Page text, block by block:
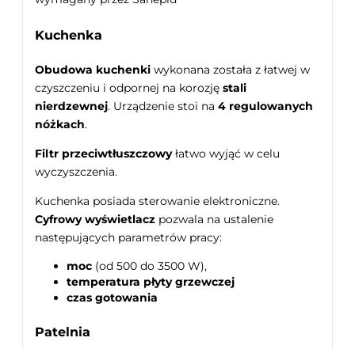
Kuchenka
Obudowa kuchenki wykonana została z łatwej w
czyszczeniu i odpornej na korozję stali
nierdzewnej. Urządzenie stoi na 4 regulowanych
nóżkach.
Filtr przeciwtłuszczowyłatwo wyjąć w celu
wyczyszczenia.
Kuchenka posiada sterowanie elektroniczne.
Cyfrowy wyświetlacz pozwala na ustalenie
następujących parametrów pracy:
moc (od 500 do 3500 W),
temperatura płyty grzewczej
czas gotowania
Patelnia